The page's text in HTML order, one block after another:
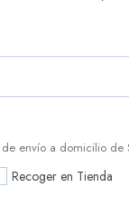
envío a domicilio de
Recoger en Tienda